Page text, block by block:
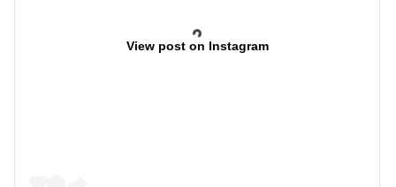
View post on Instagram